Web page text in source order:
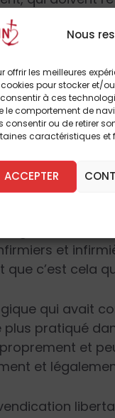
Nous
offrir les meilleures
pour stocker et/
à ces
le comportement de
consentir ou de retirer
caractéristiques et
ACCEPTER
bien
plus ou
tout
indique
paperasses
de la volonté
serait criminel
Il en est
et
c’est cela
qui avait
pratiqué
et
et